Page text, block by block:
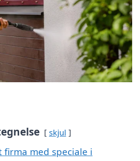
skjul
firma med speciale i